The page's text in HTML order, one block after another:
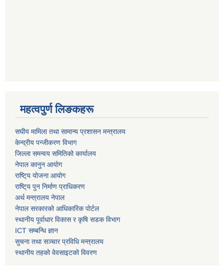
महत्वपुर्ण लिङकहरू
स‌घीय मामिला तथा सामान्य प्रशासन मन्त्रालय
केन्द्रीय पन्जीकरण विभाग
जिल्ला समन्वय समितिको कार्यालय
नेपाल कानुन आयोग
राष्टि्य योजना आयोग
राष्टि्य पुन निर्माण प्राधिकरण
अर्थ मन्त्रालय नेपाल
नेपाल सरकारको आधिकारिक पोर्टल
स्थानीय पूर्वाधार विकास र कृषि सडक विभाग
ICT सम्बन्धि ज्ञान
सुचना तथा सञ्चार प्रविधि मन्त्रालय
स्थानीय तहको वेवसाइटको विवरण